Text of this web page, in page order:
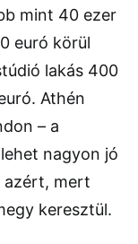
mint 40 ezer
euró körül
lakás 400
Athén
– a
nagyon jó
azért, mert
keresztül.